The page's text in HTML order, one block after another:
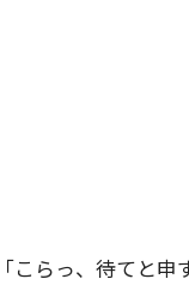
「こらっ、待てと